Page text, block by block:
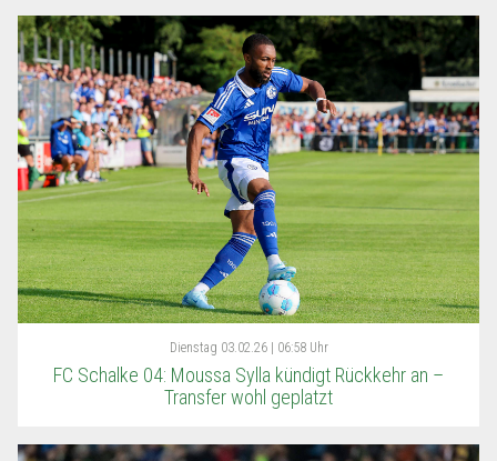
Dienstag 03.02.26 | 06:58 Uhr
FC Schalke 04: Moussa Sylla kündigt Rückkehr an –
Transfer wohl geplatzt